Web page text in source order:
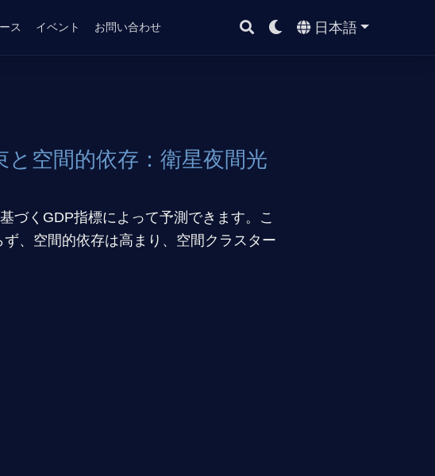
ス イベント お問い合わせ 日本語
空間的依存：衛星夜間光
づくGDP指標によって予測できます。こ
、空間的依存は高まり、空間クラスター